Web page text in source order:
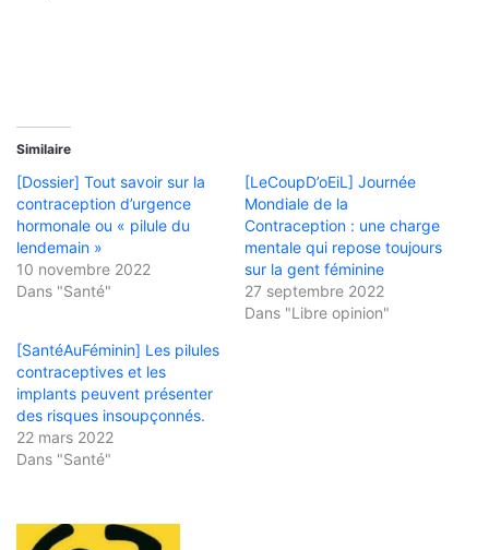
Similaire
[Dossier] Tout savoir sur la
contraception d’urgence
hormonale ou « pilule du
lendemain »
10 novembre 2022
Dans "Santé"
[LeCoupD’oEiL] Journée
Mondiale de la
Contraception : une charge
mentale qui repose toujours
sur la gent féminine
27 septembre 2022
Dans "Libre opinion"
[SantéAuFéminin] Les pilules
contraceptives et les
implants peuvent présenter
des risques insoupçonnés.
22 mars 2022
Dans "Santé"